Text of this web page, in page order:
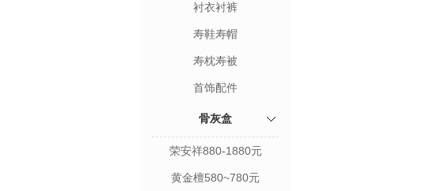
衬衣衬裤
寿鞋寿帽
寿枕寿被
首饰配件
骨灰盒
荣安祥880-1880元
黄金檀580~780元